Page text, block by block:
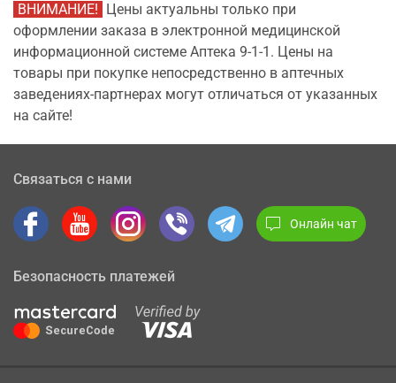
ВНИМАНИЕ!
Цены актуальны только при
оформлении заказа в электронной медицинской
информационной системе Аптека 9-1-1. Цены на
товары при покупке непосредственно в аптечных
заведениях-партнерах могут отличаться от указанных
на сайте!
Связаться с нами
Онлайн чат
Безопасность платежей